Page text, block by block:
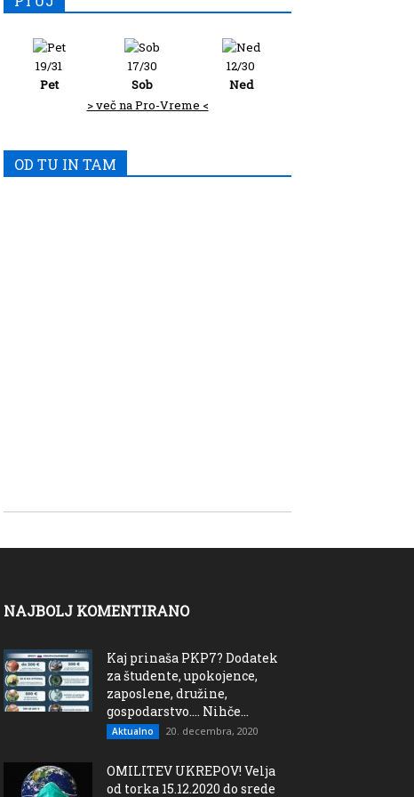
19/31
Pet
17/30
Sob
12/30
Ned
> več na Pro-Vreme <
OD TU IN TAM
NAJBOLJ KOMENTIRANO
Kaj prinaša PKP7? Dodatek
za študente, upokojence,
zaposlene, družine,
gospodarstvo…. Nihče...
Aktualno 20. decembra, 2020
OMILITEV UKREPOV! Velja
od torka 15.12.2020 do srede